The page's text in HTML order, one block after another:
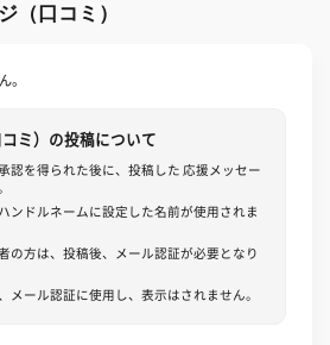
（口コミ）
。
ミ）の投稿について
認を得られた後に、投稿した 応援メッセー
ンドルネームに設定した名前が使用されま
の方は、投稿後、メール認証が必要となり
メール認証に使用し、表示はされません。